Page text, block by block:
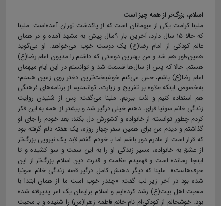
اسلام، بزرگ‌تر از همه چیز است
ملینا کرامت یکی از میهمانان است که از پاکدشت تهران آمده‌است. ملینا
که حالا ۱۵ سال دارد، آخرین بار ۹سال پیش به مشهد آمده و در همان
عالم کودکی از امام رضا(ع) یک دوست خوب می‌خواهد. او می‌گوید
همین‌طور هم شد و من بهترین دوستی‌ که داشتم را مدیون امام رضا(ع)
هستم. حالا که پس از سال‌ها قسمت شد و توانستم در این ایام میهمان
امام رضا(ع) باشم، حس می‌کنم خوشبخت‌ترین دختر روی زمین هستم؛
به‌خصوص اینکه علاوه بر تفریح و زیارت، توانستیم از برنامه‌های فرهنگی
هم استفاده کنیم و لذت ببریم. ملینا می‌گفت: پس از شنیدن روایت
زندگی خانم سونیا فرای، ذهنم خیلی درگیر شد و بیشتر از همه به این فکر
کردم چطور توانسته از خانواده و کشورش دل بکند؛ بعد خودم را جای او
گذاشتم و دیدم من برای همین سفر چهار روزه، یک هفته دلم گرفته بود
که قرار است از مادرم دور باشم اما با خودم گفتم لابد یک نیرویی بزرگ‌تر
از عشق به خانواده، مسیر زندگی او را به این سمت و سو کشیده و تا
اینجا رسانده است و فهمیدم عظمت و قدرت دین اسلام بزرگ‌تر از این
حرف‌هاست». ملینا که دیگر ذهنش کامل درگیر قصه زندگی خانم سونیا
شده بود در آخر زیر لب گفت: «چقدر خوب است ما از همان ابتدا با
محبت اهل بیت(ع) رشد کرده‌ایم و اسلام برایمان یک امر پذیرفته شده
بود. خوشحالم از کودکی‌ام نام خانم فاطمه زهرا(س) را شنیده‌ و با محبت